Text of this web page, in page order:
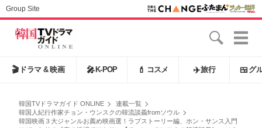
Group Site
🎬 ドラマ & 映画 🎤 K-POP 💄 コスメ ✈️旅行 🍱 グ
韓国TVドラマガイド ONLINE
連載一覧
韓国人紀行作家チョン・ウンスクの韓流談義fromソウル
韓国映画３大ジャンルお薦め映画選！ラブストーリー編、ホン・サンス入門